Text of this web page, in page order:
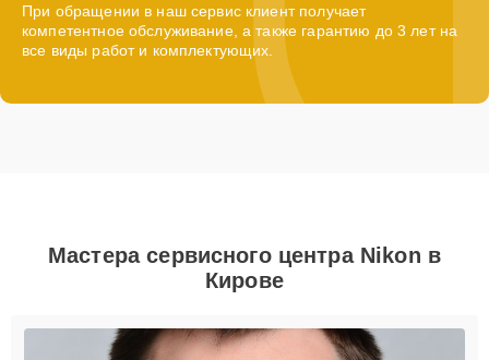
При обращении в наш сервис клиент получает
компетентное обслуживание, а также гарантию до 3 лет на
все виды работ и комплектующих.
Мастера сервисного центра Nikon в
Кирове